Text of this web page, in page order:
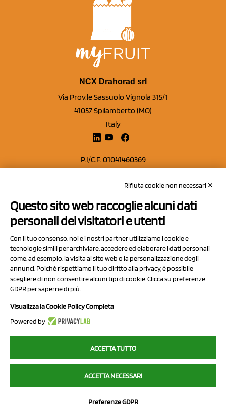
NCX Drahorad srl
Via Prov.le Sassuolo Vignola 315/1
41057 Spilamberto (MO)
Italy
P.I/C.F. 01041460369
Capitale sociale Euro 50.000,00 i.v.
Contatti
Privacy Policy
Cookie Policy
Chi Siamo
2023 NCX Drahorad srl - All rights reserved
myfruit.it è parte del network diNCX DRAHORAD
NCX Drahorad - Via Provinciale Vignola-Sassuolo 315/1 - 41057
Rifiuta cookie non necessari ✕
Questo sito web raccoglie alcuni dati
personali dei visitatori e utenti
Con il tuo consenso, noi e i nostri partner utilizziamo i cookie e
tecnologie simili per archiviare, accedere ed elaborare i dati personali
come, ad esempio, la visita al sito web o la personalizzazione degli
annunci. Poiché rispettiamo il tuo diritto alla privacy, è possibile
scegliere di non consentire alcuni tipi di cookie. Clicca su preferenze
GDPR per saperne di più.
Visualizza la Cookie Policy Completa
Powered by
ACCETTA TUTTO
ACCETTA NECESSARI
Preferenze GDPR